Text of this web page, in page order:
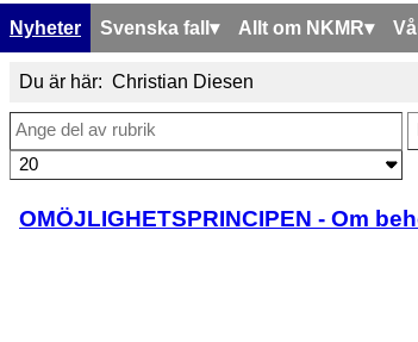
Nyheter Svenska fall Allt om NKMR
Du är här: Christian Diesen
Ange del av rubrik
Visa #
OMÖJLIGHETSPRINCIPEN - Om